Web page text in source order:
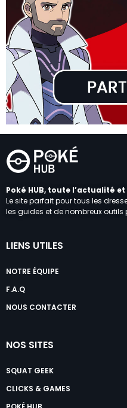
Poké HUB, toute l’actualité
Le site parfait pour tous les
les guides et de nombreux outils
LIENS UTILES
NOTRE ÉQUIPE
F.A.Q
NOUS CONTACTER
NOS SITES
SQUAT GEEK
CLICKS & GAMES